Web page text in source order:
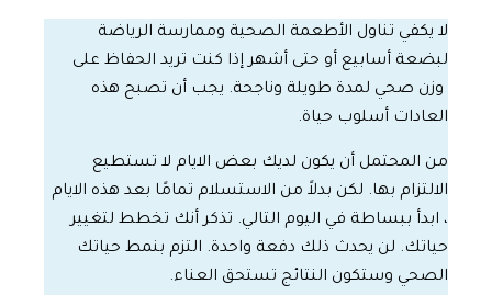
لا يكفي تناول الأطعمة الصحية وممارسة الرياضة
لبضعة أسابيع أو حتى أشهر إذا كنت تريد الحفاظ على
وزن صحي لمدة طويلة وناجحة. يجب أن تصبح هذه
العادات أسلوب حياة.
من المحتمل أن يكون لديك بعض الايام لا تستطيع
الالتزام بها. لكن بدلاً من الاستسلام تمامًا بعد هذه الايام
، ابدأ ببساطة في اليوم التالي. تذكر أنك تخطط لتغيير
حياتك. لن يحدث ذلك دفعة واحدة. التزم بنمط حياتك
الصحي وستكون النتائج تستحق العناء.